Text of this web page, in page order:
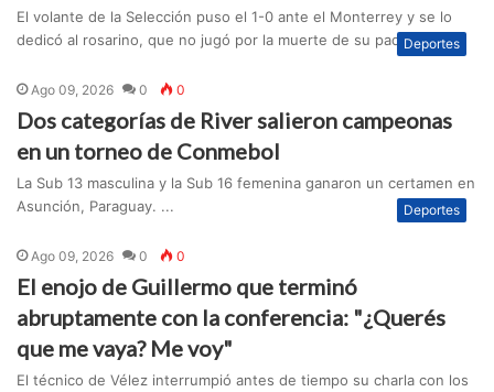
El volante de la Selección puso el 1-0 ante el Monterrey y se lo
dedicó al rosarino, que no jugó por la muerte de su padre. ...
Deportes
Ago 09, 2026 0 0
Dos categorías de River salieron campeonas
en un torneo de Conmebol
La Sub 13 masculina y la Sub 16 femenina ganaron un certamen en
Asunción, Paraguay. ...
Deportes
Ago 09, 2026 0 0
El enojo de Guillermo que terminó
abruptamente con la conferencia: "¿Querés
que me vaya? Me voy"
El técnico de Vélez interrumpió antes de tiempo su charla con los